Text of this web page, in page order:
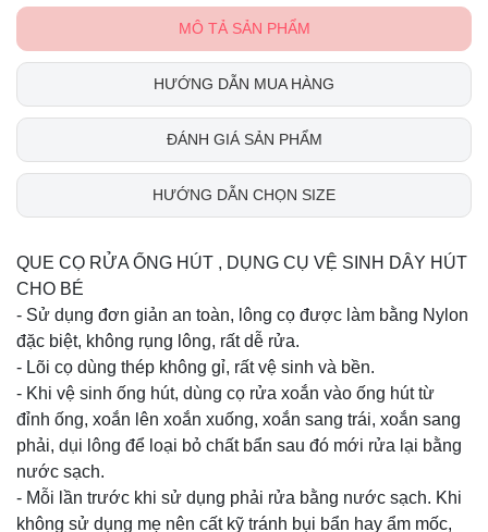
MÔ TẢ SẢN PHẨM
HƯỚNG DẪN MUA HÀNG
ĐÁNH GIÁ SẢN PHẨM
HƯỚNG DẪN CHỌN SIZE
QUE CỌ RỬA ỐNG HÚT , DỤNG CỤ VỆ SINH DÂY HÚT
CHO BÉ
- Sử dụng đơn giản an toàn, lông cọ được làm bằng Nylon
đặc biệt, không rụng lông, rất dễ rửa.
- Lõi cọ dùng thép không gỉ, rất vệ sinh và bền.
- Khi vệ sinh ống hút, dùng cọ rửa xoắn vào ống hút từ
đỉnh ống, xoắn lên xoắn xuống, xoắn sang trái, xoắn sang
phải, dụi lông để loại bỏ chất bẩn sau đó mới rửa lại bằng
nước sạch.
- Mỗi lần trước khi sử dụng phải rửa bằng nước sạch. Khi
không sử dụng mẹ nên cất kỹ tránh bụi bẩn hay ẩm mốc,